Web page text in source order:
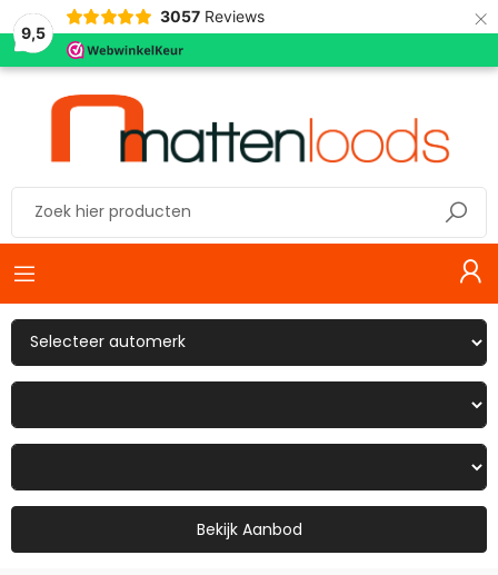
9,5
3057 Reviews ×
Bekijk Aanbod